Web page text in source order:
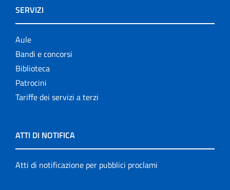
SERVIZI
Aule
Bandi e concorsi
Biblioteca
Patrocini
Tariffe dei servizi a terzi
ATTI DI NOTIFICA
Atti di notificazione per pubblici proclami